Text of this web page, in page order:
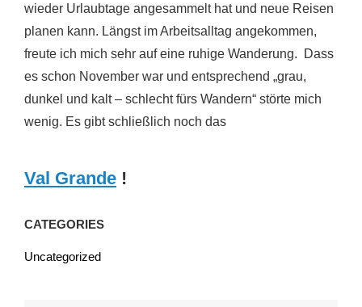
wieder Urlaubtage angesammelt hat und neue Reisen
planen kann. Längst im Arbeitsalltag angekommen,
freute ich mich sehr auf eine ruhige Wanderung. Dass
es schon November war und entsprechend „grau,
dunkel und kalt – schlecht fürs Wandern“ störte mich
wenig. Es gibt schließlich noch das
Val Grande !
CATEGORIES
Uncategorized